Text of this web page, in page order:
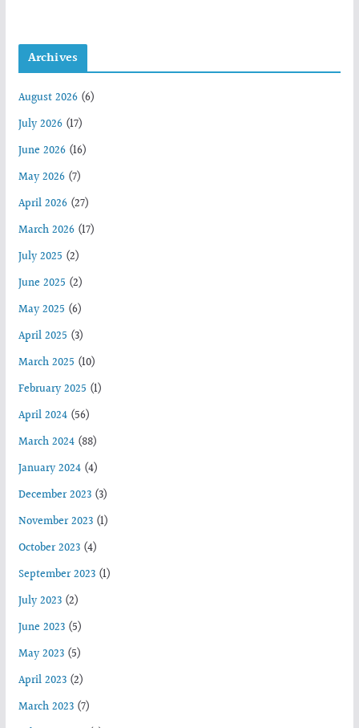
Archives
August 2026(6)
July 2026(17)
June 2026(16)
May 2026(7)
April 2026(27)
March 2026(17)
July 2025 (2)
June 2025 (2)
May 2025 (6)
April 2025 (3)
March 2025 (10)
February 2025 (1)
April 2024(56)
March 2024(88)
January 2024(4)
December 2023(3)
November 2023(1)
October 2023(4)
September 2023(1)
July 2023(2)
June 2023(5)
May 2023(5)
April 2023(2)
March 2023(7)